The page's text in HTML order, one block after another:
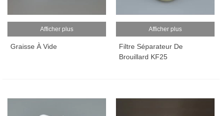
Afficher plus
Graisse À Vide
Afficher plus
Filtre Séparateur De
Brouillard KF25